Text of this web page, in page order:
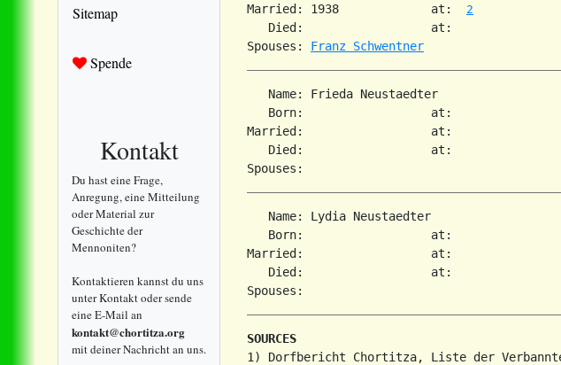
Sitemap
Spende
Kontakt
Du hast eine Frage,
Anregung, eine Mitteilung
oder Material zur
Geschichte der
Mennoniten?
Kontaktieren kannst du uns
unter Kontakt oder sende
eine E-Mail an
kontakt@chortitza.org
mit deiner Nachricht an uns.
Married: 1938             at: 2
   Died:                  at:
Spouses: Franz Schwentner
   Name: Frieda Neustaedter
   Born:                  at:
Married:                  at:
   Died:                  at:
   Name: Lydia Neustaedter
   Born:                  at:
Married:                  at:
   Died:                  at:
SOURCES
1) Dorfbericht Chortitza, Liste der